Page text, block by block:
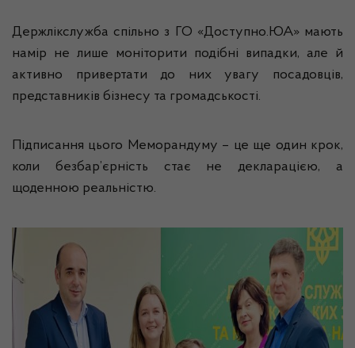
Держлікслужба спільно з ГО «Доступно.ЮА» мають
намір не лише моніторити подібні випадки, але й
активно привертати до них увагу посадовців,
представників бізнесу та громадськості.
Підписання цього Меморандуму – це ще один крок,
коли безбар’єрність стає не декларацією, а
щоденною реальністю.